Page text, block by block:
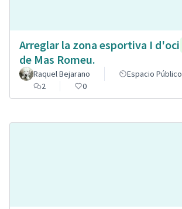
Arreglar la zona esportiva I d'oci
de Mas Romeu.
Raquel Bejarano
Espacio Público
2
0